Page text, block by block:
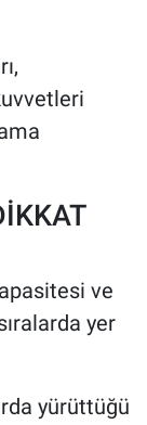
ve
yer
yürüttüğü